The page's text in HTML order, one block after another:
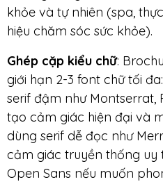
khỏe và tự nhiên (spa,
hiệu chăm sóc sức khỏe).
Ghép cặp kiểu chữ:
giới hạn 2-3 font chữ tối
serif đậm như Montserrat,
tạo cảm giác hiện đại và
dùng serif dễ đọc như
cảm giác truyền thống uy
Open Sans nếu muốn